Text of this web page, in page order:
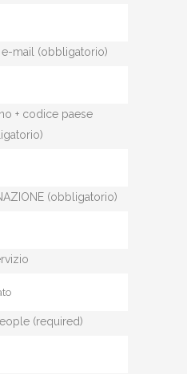
mail (obbligatorio)
+ codice paese
(obbligatorio)
(required)